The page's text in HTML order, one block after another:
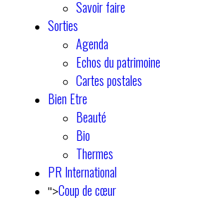
Savoir faire
Sorties
Agenda
Echos du patrimoine
Cartes postales
Bien Etre
Beauté
Bio
Thermes
PR International
">Coup de cœur